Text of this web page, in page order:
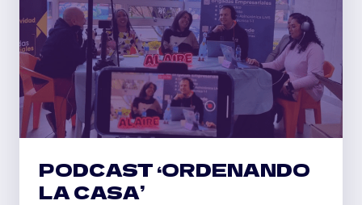
PODCAST ‘ORDENANDO
LA CASA’